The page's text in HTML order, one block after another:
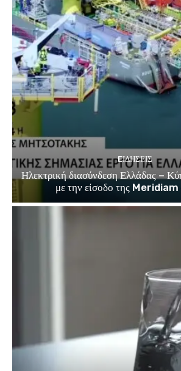
EΙΔΗΣΕΙΣ
Ηλεκτρική διασύνδεση Ελλάδας –
με την είσοδο της Meridiam